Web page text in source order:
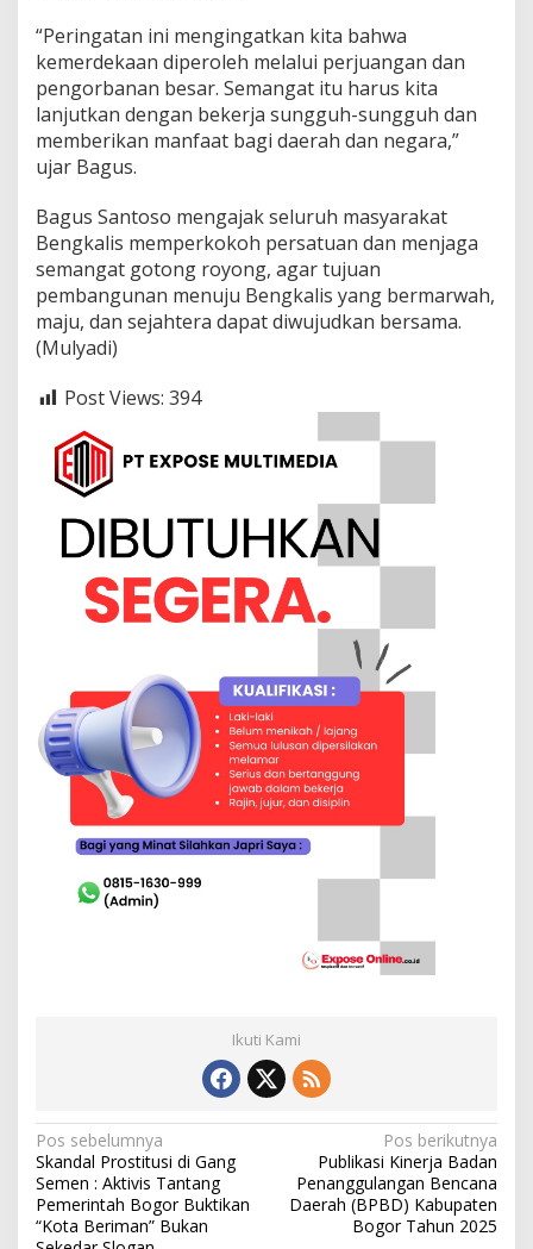
“Peringatan ini mengingatkan kita bahwa
kemerdekaan diperoleh melalui perjuangan dan
pengorbanan besar. Semangat itu harus kita
lanjutkan dengan bekerja sungguh-sungguh dan
memberikan manfaat bagi daerah dan negara,”
ujar Bagus.
Bagus Santoso mengajak seluruh masyarakat
Bengkalis memperkokoh persatuan dan menjaga
semangat gotong royong, agar tujuan
pembangunan menuju Bengkalis yang bermarwah,
maju, dan sejahtera dapat diwujudkan bersama.
(Mulyadi)
Post Views: 394
Ikuti Kami
N
a
v
Pos sebelumnya
Skandal Prostitusi di Gang
Semen : Aktivis Tantang
Pemerintah Bogor Buktikan
“Kota Beriman” Bukan
Pos berikutnya
Publikasi Kinerja Badan
Penanggulangan Bencana
Daerah (BPBD) Kabupaten
Bogor Tahun 2025